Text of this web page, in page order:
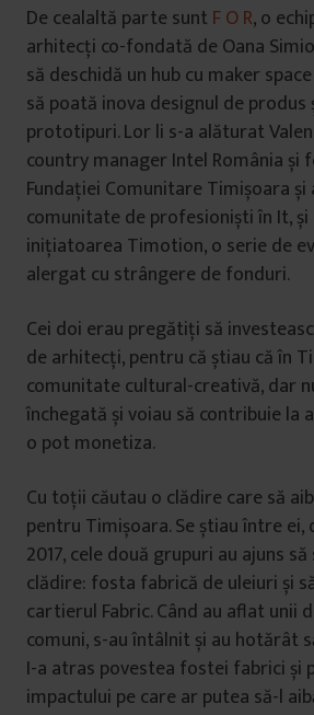
De cealaltă parte sunt F O R, o
arhitecți co-fondată de Oana
să deschidă un hub cu maker
să poată inova designul de produs
prototipuri. Lor li s-a alăturat
country manager Intel România și
Fundației Comunitare Timișoara și
comunitate de profesioniști în It,
inițiatoarea Timotion, o serie de
alergat cu strângere de fonduri.
Cei doi erau pregătiți să
de arhitecți, pentru că știau că în
comunitate cultural-creativă, dar
închegată și voiau să contribuie la
o pot monetiza.
Cu toții căutau o clădire care să
pentru Timișoara. Se știau între ei,
2017, cele două grupuri au ajuns
clădire: fosta fabrică de uleiuri și
cartierul Fabric. Când au aflat unii
comuni, s-au întâlnit și au hotărât
I-a atras povestea fostei fabrici și
impactului pe care ar putea să-l